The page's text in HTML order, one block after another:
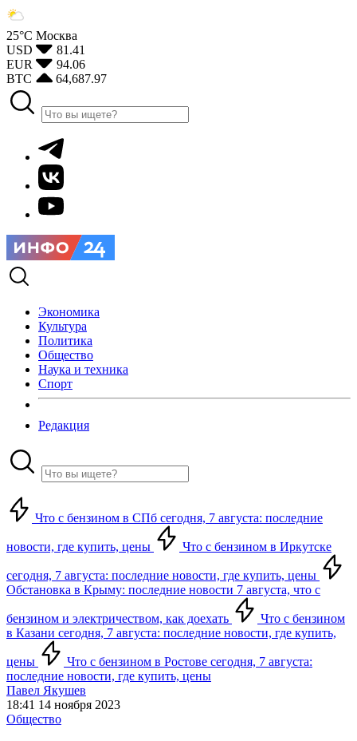
25°С Москва
USD
81.41
EUR
94.06
BTC
64,687.97
Экономика
Культура
Политика
Общество
Наука и техника
Спорт
Редакция
Что с бензином в СПб сегодня, 7 августа: последние
новости, где купить, цены Что с бензином в Иркутске
сегодня, 7 августа: последние новости, где купить, цены
Обстановка в Крыму: последние новости 7 августа, что с
бензином и электричеством, как доехать
Что с бензином
в Казани сегодня, 7 августа: последние новости, где купить,
цены
Что с бензином в Ростове сегодня, 7 августа:
последние новости, где купить, цены
Павел Якушев
18:41 14 ноября 2023
Общество